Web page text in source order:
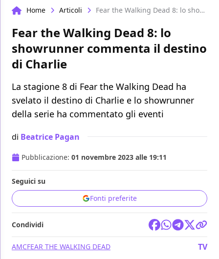
Home Articoli Fear the Walking Dead 8: lo showrunner commenta il destino di Charlie
Fear the Walking Dead 8: lo
showrunner commenta il destino
di Charlie
La stagione 8 di Fear the Walking Dead ha
svelato il destino di Charlie e lo showrunner
della serie ha commentato gli eventi
di Beatrice Pagan
Pubblicazione: 01 novembre 2023 alle 19:11
Seguici su
Fonti preferite
Condividi
AMCFEAR THE WALKING DEAD TV